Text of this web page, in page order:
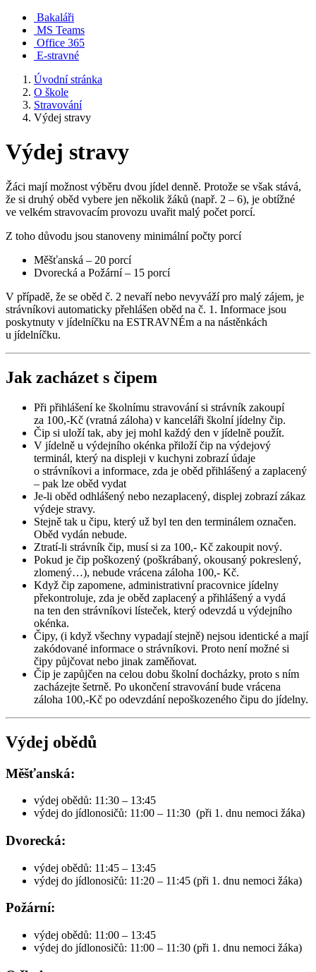
Bakaláři
MS Teams
Office 365
E-stravné
Úvodní stránka
O škole
Stravování
Výdej stravy
Výdej stravy
Žáci mají možnost výběru dvou jídel denně. Protože se však stává,
že si druhý oběd vybere jen několik žáků (např. 2 – 6), je obtížné
ve velkém stravovacím provozu uvařit malý počet porcí.
Z toho důvodu jsou stanoveny minimální počty porcí
Měšťanská – 20 porcí
Dvorecká a Požární – 15 porcí
V případě, že se oběd č. 2 nevaří nebo nevyváží pro malý zájem, je
strávníkovi automaticky přehlášen oběd na č. 1. Informace jsou
poskytnuty v jídelníčku na ESTRAVNÉm a na nástěnkách
u jídelníčku.
Jak zacházet s čipem
Při přihlášení ke školnímu stravování si strávník zakoupí
za 100,-Kč (vratná záloha) v kanceláři školní jídelny čip.
Čip si uloží tak, aby jej mohl každý den v jídelně použít.
V jídelně u výdejního okénka přiloží čip na výdejový
terminál, který na displeji v kuchyni zobrazí údaje
o strávníkovi a informace, zda je oběd přihlášený a zaplacený
– pak lze oběd vydat
Je-li oběd odhlášený nebo nezaplacený, displej zobrazí zákaz
výdeje stravy.
Stejně tak u čipu, který už byl ten den terminálem označen.
Oběd vydán nebude.
Ztratí-li strávník čip, musí si za 100,- Kč zakoupit nový.
Pokud je čip poškozený (poškrábaný, okousaný pokreslený,
zlomený…), nebude vrácena záloha 100,- Kč.
Když čip zapomene, administrativní pracovnice jídelny
překontroluje, zda je oběd zaplacený a přihlášený a vydá
na ten den strávníkovi lísteček, který odevzdá u výdejního
okénka.
Čipy, (i když všechny vypadají stejně) nejsou identické a mají
zakódované informace o strávníkovi. Proto není možné si
čipy půjčovat nebo jinak zaměňovat.
Čip je zapůjčen na celou dobu školní docházky, proto s ním
zacházejte šetrně. Po ukončení stravování bude vrácena
záloha 100,-Kč po odevzdání nepoškozeného čipu do jídelny.
Výdej obědů
Měšťanská:
výdej obědů: 11:30 – 13:45
výdej do jídlonosičů: 11:00 – 11:30 (při 1. dnu nemoci žáka)
Dvorecká:
výdej obědů: 11:45 – 13:45
výdej do jídlonosičů: 11:20 – 11:45 (při 1. dnu nemoci žáka)
Požární:
výdej obědů: 11:00 – 13:45
výdej do jídlonosičů: 11:00 – 11:30 (při 1. dnu nemoci žáka)